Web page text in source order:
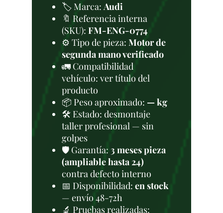
🏷️ Marca:Audi
🔖 Referencia interna
(SKU): FM-ENG-0774
⚙️ Tipo de pieza: Motor de
segunda mano verificado
🚛 Compatibilidad
vehículo: ver título del
producto
📦 Peso aproximado: — kg
🛠 Estado: desmontaje
taller profesional — sin
golpes
🛡️ Garantía: 3 meses pieza
(ampliable hasta 24)
contra defecto interno
📅 Disponibilidad: en stock
— envío 48-72h
🔬 Pruebas realizadas: